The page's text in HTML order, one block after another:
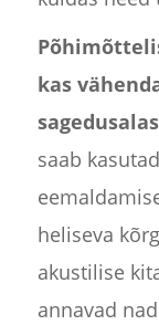
kas
saab
heliseva
akustilise
annavad